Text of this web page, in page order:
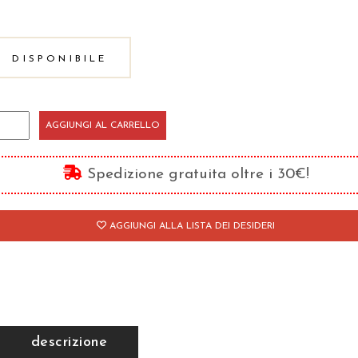
DISPONIBILE
1
AGGIUNGI AL CARRELLO
Spedizione gratuita oltre i 30€!
AGGIUNGI ALLA LISTA DEI DESIDERI
descrizione